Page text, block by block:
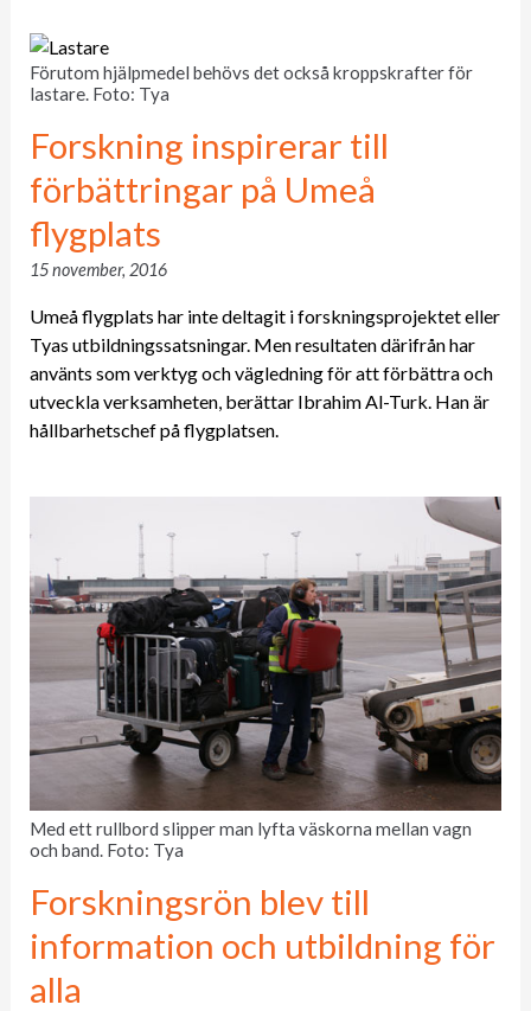
Förutom hjälpmedel behövs det också kroppskrafter för
lastare. Foto: Tya
Forskning inspirerar till
förbättringar på Umeå
flygplats
15 november, 2016
Umeå flygplats har inte deltagit i forskningsprojektet eller
Tyas utbildningssatsningar. Men resultaten därifrån har
använts som verktyg och vägledning för att förbättra och
utveckla verksamheten, berättar Ibrahim Al-Turk. Han är
hållbarhetschef på flygplatsen.
Med ett rullbord slipper man lyfta väskorna mellan vagn
och band. Foto: Tya
Forskningsrön blev till
information och utbildning för
alla